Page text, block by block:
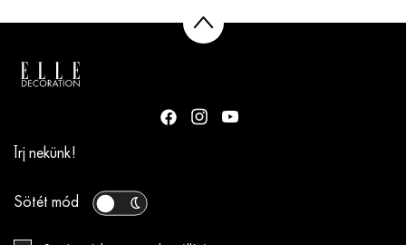
Írj nekünk!
Sötét mód